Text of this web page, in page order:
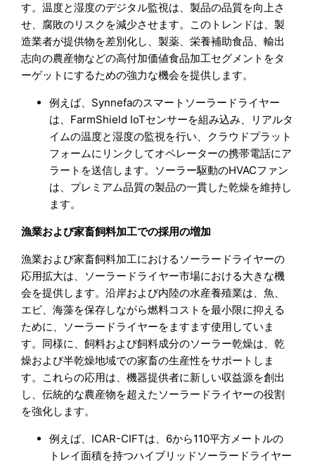
す。温度と湿度のデジタル監視は、製品の品質を向上さ
せ、腐敗のリスクを減少させます。このトレンドは、製
造業者が提供物を差別化し、製薬、栄養補助食品、輸出
志向の農産物などの高付加価値食品加工セグメントをタ
ーゲットにするための強力な機会を提供します。
例えば、Synnefaのスマートソーラードライヤー
は、FarmShield IoTセンサーを組み込み、リアルタ
イムの温度と湿度の監視を行い、クラウドプラット
フォームにリンクしてオペレーターの携帯電話にア
ラートを送信します。ソーラー駆動のHVACファン
は、プレミアム品質の製品の一貫した乾燥を維持し
ます。
漁業および家畜飼料加工での採用の増加
漁業および家畜飼料加工におけるソーラードライヤーの
応用拡大は、ソーラードライヤー市場における大きな機
会を提供します。沿岸および内陸の水産養殖業は、魚、
エビ、海藻を保存しながら燃料コストを最小限に抑える
ために、ソーラードライヤーをますます使用していま
す。同様に、飼料および飼料成分のソーラー乾燥は、乾
燥および半乾燥地域での家畜の生産性をサポートしま
す。これらの応用は、機器提供者に新しい収益源を創出
し、伝統的な農産物を超えたソーラードライヤーの役割
を強化します。
例えば、ICAR-CIFTは、6から110平方メートルの
トレイ面積を持つハイブリッドソーラードライヤー